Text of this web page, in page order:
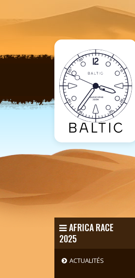
AFRICA RACE
2025
ACTUALITÉS